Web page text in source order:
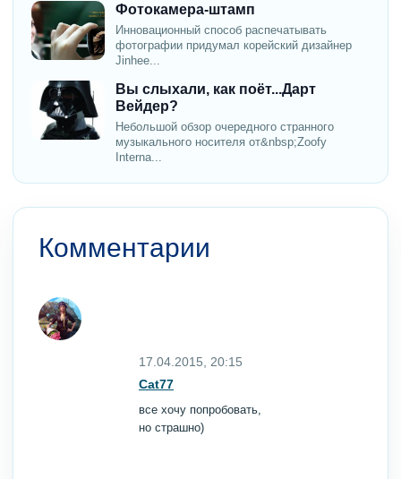
Фотокамера-штамп
Инновационный способ распечатывать
фотографии придумал корейский дизайнер
Jinhee...
Вы слыхали, как поёт...Дарт
Вейдер?
Небольшой обзор очередного странного
музыкального носителя от&nbsp;Zoofy
Interna...
Комментарии
17.04.2015, 20:15
Cat77
все хочу попробовать,
но страшно)